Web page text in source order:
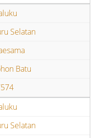
Selatan
Batu
Selatan